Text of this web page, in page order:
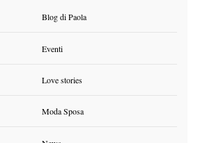
Blog di Paola
Eventi
Love stories
Moda Sposa